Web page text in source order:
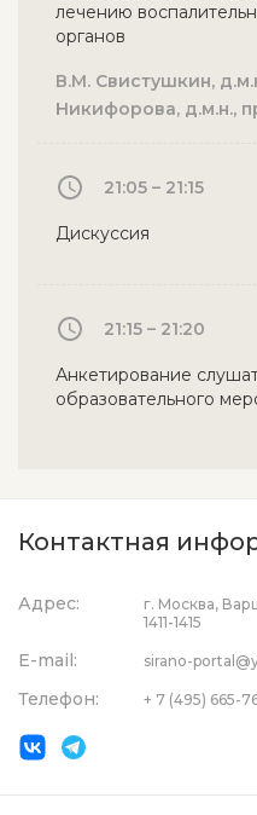
лечению
органов
В.М. Свистушкин,
Никифорова, д.м.н.,
21:05 – 21:15
Дискуссия
21:15 – 21:20
Анкетирование
образовательного
Контактная
Адрес:
г. Москва,
1411-1415
E-mail: sirano-
Телефон: + 7 (495) 665-